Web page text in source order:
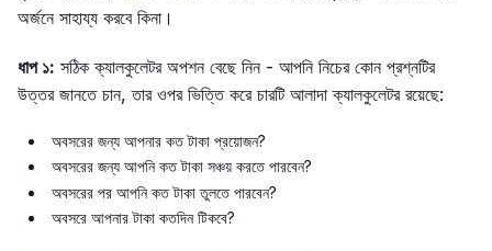
অর্জনে সাহায্য করবে কিনা।
ধাপ ১: সঠিক ক্যালকুলেটর অপশন বেছে নিন - আপনি নিচের কোন প্রশ্নটির
উত্তর জানতে চান, তার ওপর ভিত্তি করে চারটি আলাদা ক্যালকুলেটর রয়েছে:
অবসরের জন্য আপনার কত টাকা প্রয়োজন?
অবসরের জন্য আপনি কত টাকা সঞ্চয় করতে পারবেন?
অবসরের পর আপনি কত টাকা তুলতে পারবেন?
অবসরে আপনার টাকা কতদিন টিকবে?